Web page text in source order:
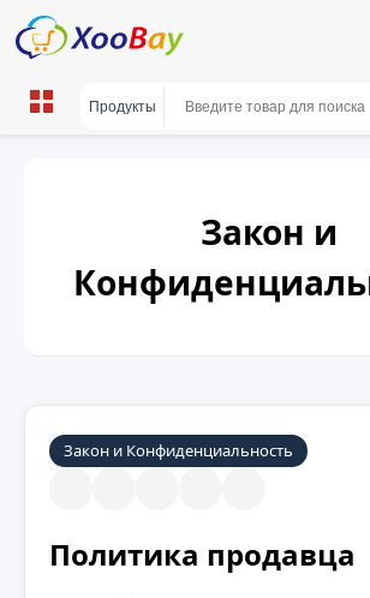
Закон и
Закон и Конфиденциальность
Политика продавца